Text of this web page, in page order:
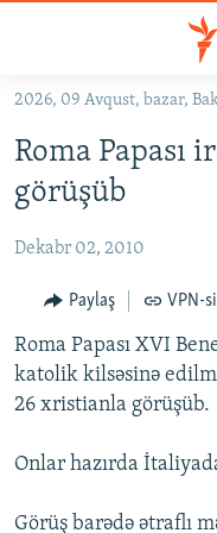
Əsas
qayıt
Əsas
naviqasiyaya
qayıt
KORRUPSIOMETR
#ƏSLINDƏ
FƏRQƏ BAX
QANUNI DOĞRU
ARAŞDIRMA
VIDEO
FOTOQALEREYA
RADIO ARXIV
OXU ZALI
HAQQIMIZDA
2026, 09 Avqust, bazar,
Roma Papası
görüşüb
Dekabr 02, 2010
Paylaş VPN-
Roma Papası XVI
katolik kilsəsinə
26 xristianla görüşüb.
Onlar hazırda
Görüş barədə ətraflı